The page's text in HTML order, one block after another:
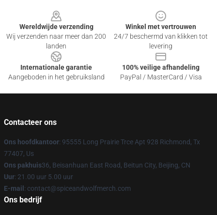
Wereldwijde verzending
Wij verzenden naar meer dan 200
landen
Winkel met vertrouwen
24/7 beschermd van klikken tot
levering
Internationale garantie
Aangeboden in het gebruiksland
100% veilige afhandeling
PayPal / MasterCard / Visa
Contacteer ons
Ons hoofdkantoor: 95555 Long Prairie Trce Apt 928 Richmond, Tx
77407, Us
Ons pakhuis36, Beisanhuan East Road, Beitun City, Beijing, CN
Uur: 21.00 uur 5.00 uur
E-mail : contact@spiceandwolfmerch.com
Ons bedrijf